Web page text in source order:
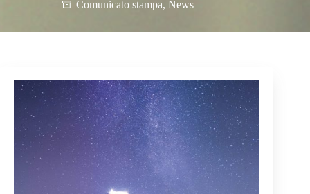
Comunicato stampa, News